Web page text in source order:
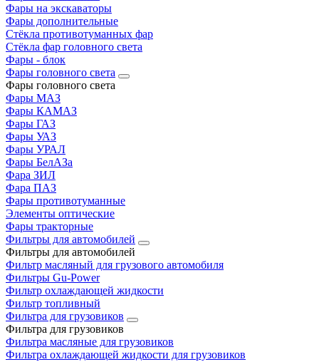
Фары на экскаваторы
Фары дополнительные
Стёкла противотуманных фар
Стёкла фар головного света
Фары - блок
Фары головного света
Фары головного света
Фары МАЗ
Фары КАМАЗ
Фары ГАЗ
Фары УАЗ
Фары УРАЛ
Фары БелАЗа
Фара ЗИЛ
Фара ПАЗ
Фары противотуманные
Элементы оптические
Фары тракторные
Фильтры для автомобилей
Фильтры для автомобилей
Фильтр масляный для грузового автомобиля
Фильтры Gu-Power
Фильтр охлаждающей жидкости
Фильтр топливный
Фильтра для грузовиков
Фильтра для грузовиков
Фильтра масляные для грузовиков
Фильтра охлаждающей жидкости для грузовиков